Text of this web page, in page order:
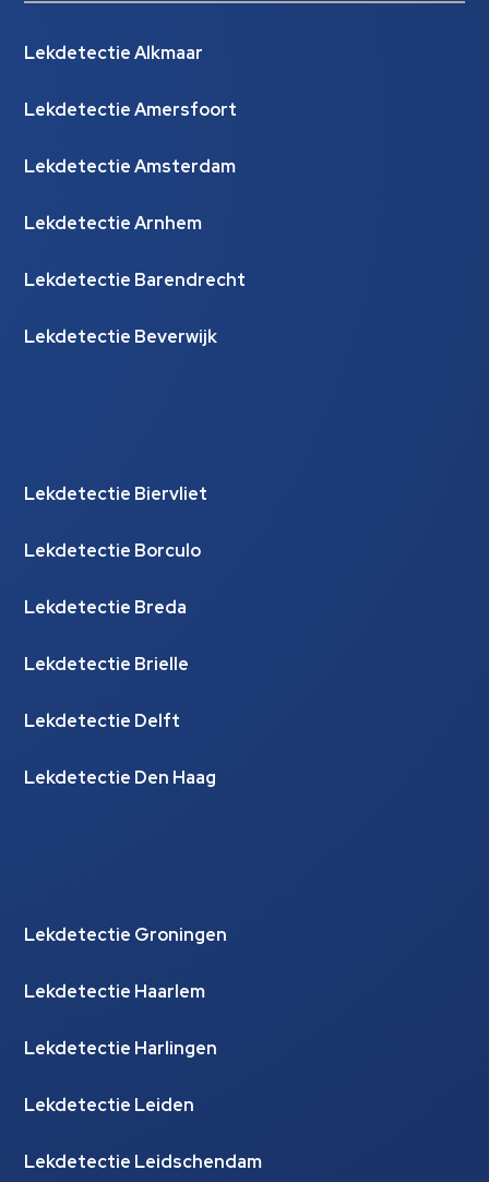
Lekdetectie Alkmaar
Lekdetectie Amersfoort
Lekdetectie Amsterdam
Lekdetectie Arnhem
Lekdetectie Barendrecht
Lekdetectie Beverwijk
Lekdetectie Biervliet
Lekdetectie Borculo
Lekdetectie Breda
Lekdetectie Brielle
Lekdetectie Delft
Lekdetectie Den Haag
Lekdetectie Groningen
Lekdetectie Haarlem
Lekdetectie Harlingen
Lekdetectie Leiden
Lekdetectie Leidschendam